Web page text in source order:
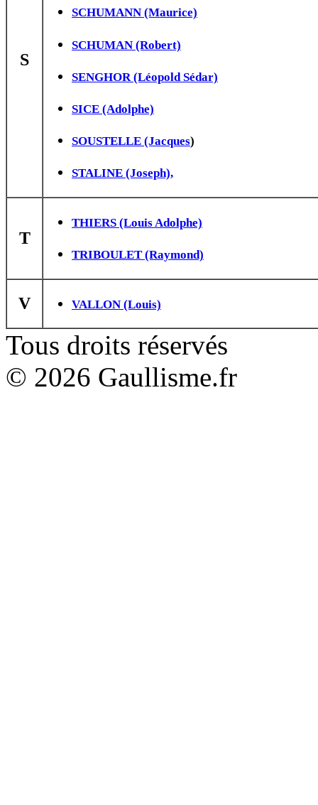
S
SCHUMANN (Maurice)
SCHUMAN (Robert)
SENGHOR (Léopold Sédar)
SICE (Adolphe)
SOUSTELLE (Jacques)
STALINE (Joseph),
T
THIERS (Louis Adolphe)
TRIBOULET (Raymond)
V VALLON (Louis)
Tous droits réservés
© 2026 Gaullisme.fr